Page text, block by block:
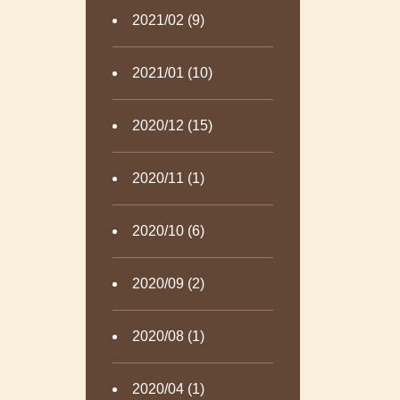
2021/02 (9)
2021/01 (10)
2020/12 (15)
2020/11 (1)
2020/10 (6)
2020/09 (2)
2020/08 (1)
2020/04 (1)